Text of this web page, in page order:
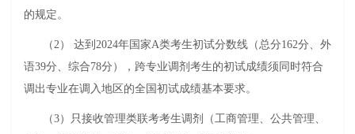
的规定。
（2） 达到2024年国家A类考生初试分数线（总分162分、外
语39分、综合78分），跨专业调剂考生的初试成绩须同时符合
调出专业在调入地区的全国初试成绩基本要求。
（3）只接收管理类联考考生调剂（工商管理、公共管理、